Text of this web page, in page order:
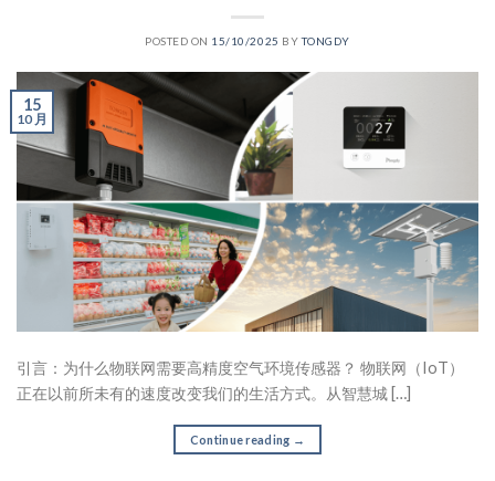
POSTED ON 15/10/2025 BYTONGDY
15
10 月
引言：为什么物联网需要高精度空气环境传感器？ 物联网（IoT）
正在以前所未有的速度改变我们的生活方式。从智慧城 […]
Continue reading →